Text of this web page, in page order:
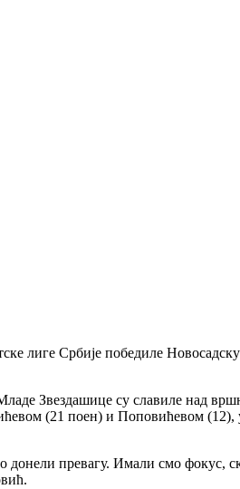
лиге Србије победиле
Звездашице су славиле над
(21 поен) и Поповићевом (12),
превагу. Имали смо фокус,